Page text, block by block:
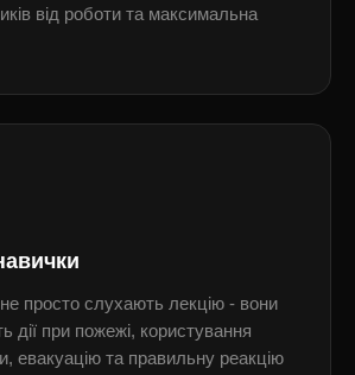
від роботи та максимальна
не просто слухають лекцію - вони
дії при пожежі, користування
евакуацію та правильну реакцію